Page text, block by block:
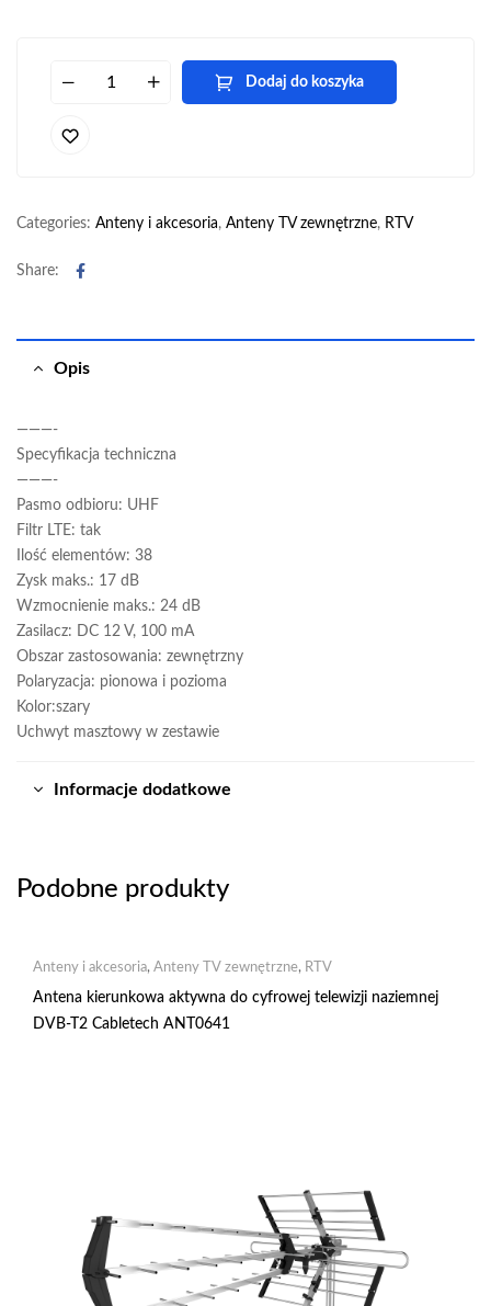
Dodaj do koszyka
Categories: Anteny i akcesoria, Anteny TV zewnętrzne, RTV
Share: Facebook
Opis
———-
Specyfikacja techniczna
———-
Pasmo odbioru: UHF
Filtr LTE: tak
Ilość elementów: 38
Zysk maks.: 17 dB
Wzmocnienie maks.: 24 dB
Zasilacz: DC 12 V, 100 mA
Obszar zastosowania: zewnętrzny
Polaryzacja: pionowa i pozioma
Kolor:szary
Uchwyt masztowy w zestawie
Informacje dodatkowe
Podobne produkty
Anteny i akcesoria, Anteny TV zewnętrzne, RTV
Antena kierunkowa aktywna do cyfrowej telewizji naziemnej
DVB-T2 Cabletech ANT0641